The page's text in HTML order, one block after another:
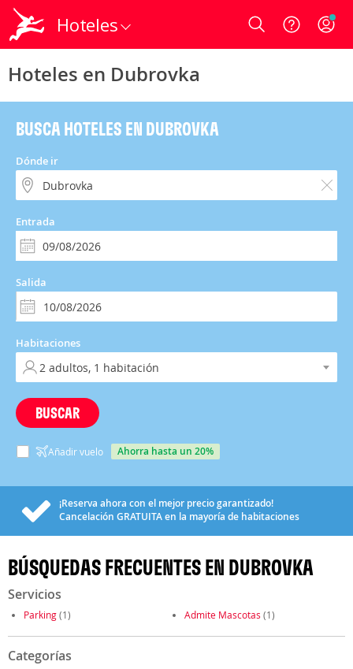
Hoteles Login
Hoteles en Dubrovka
BUSCA HOTELES EN DUBROVKA
Dónde ir
Entrada
Salida
Habitaciones
BUSCAR
Añadir vuelo ahorra hasta un 20%
¡Reserva ahora con el mejor precio garantizado!
Cancelación GRATUITAen la mayoría de habitaciones
BÚSQUEDAS FRECUENTES EN DUBROVKA
Servicios
Parking(1) Admite Mascotas (1)
Categorías